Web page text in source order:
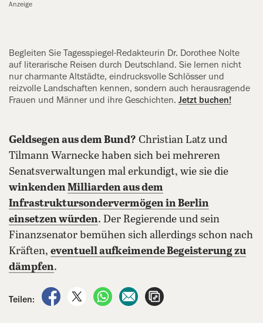
Anzeige
Begleiten Sie Tagesspiegel-Redakteurin Dr. Dorothee Nolte
auf literarische Reisen durch Deutschland. Sie lernen nicht
nur charmante Altstädte, eindrucksvolle Schlösser und
reizvolle Landschaften kennen, sondern auch herausragende
Frauen und Männer und ihre Geschichten. Jetzt buchen!
Geldsegen aus dem Bund? Christian Latz und
Tilmann Warnecke haben sich bei mehreren
Senatsverwaltungen mal erkundigt, wie sie die
winkendenMilliarden aus dem
Infrastruktursondervermögenin Berlin
einsetzen würden. Der Regierende und sein
Finanzsenator bemühen sich allerdings schon nach
Kräften, eventuell aufkeimende Begeisterung zu
dämpfen.
Teilen:
auf Facebook teilen
auf X teilenper WhatsApp teilen
per E-Mail teilen